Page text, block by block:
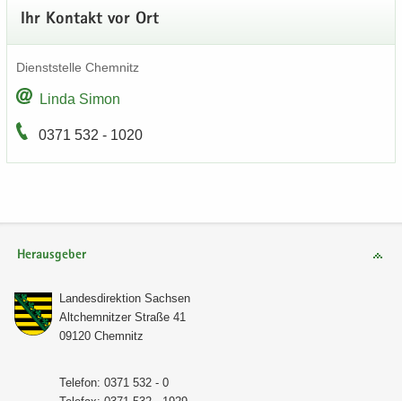
Ihr Kon­takt vor Ort
Dienst­stel­le Chem­nitz
Linda Simon
0371 532 - 1020
Herausgeber
Lan­des­di­rek­ti­on Sach­sen
Alt­chem­nit­zer Stra­ße 41
09120 Chem­nitz
Te­le­fon: 0371 532 - 0